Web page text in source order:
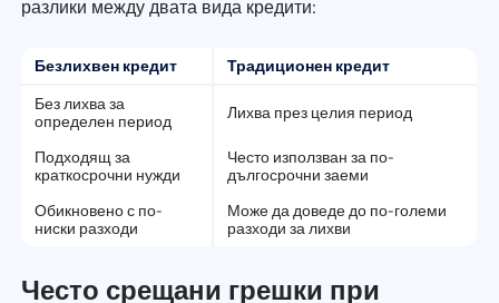
разлики между двата вида кредити:
Безлихвен кредит Традиционен кредит
Без лихва за
определен период
Лихва през целия период
Подходящ за
краткосрочни нужди
Често използван за по-
дългосрочни заеми
Обикновено с по-
ниски разходи
Може да доведе до по-големи
разходи за лихви
Често срещани грешки при